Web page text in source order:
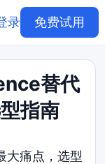
录 免费试用
替代
指南
大痛点，选型